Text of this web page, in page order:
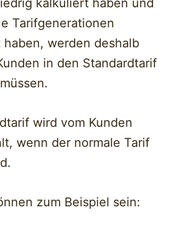
kalkuliert haben und
Tarifgenerationen
werden deshalb
in den Standardtarif
wird vom Kunden
wenn der normale Tarif
zum Beispiel sein: